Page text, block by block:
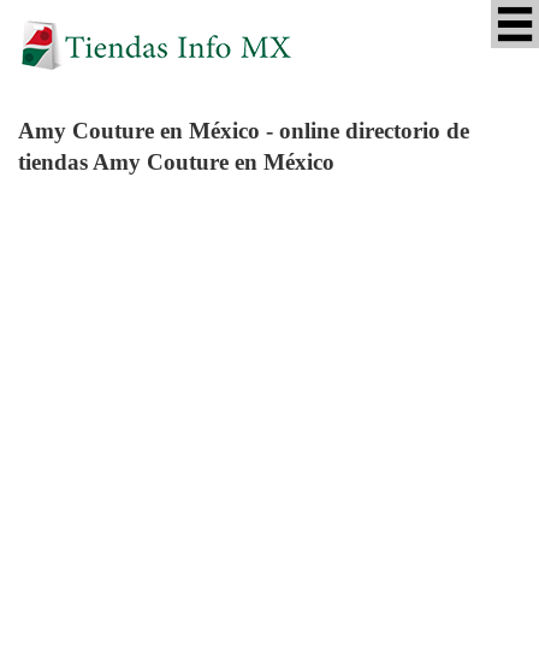
Amy Couture en México - online directorio de
tiendas Amy Couture en México